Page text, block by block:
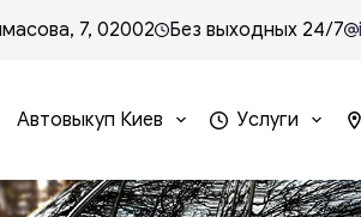
7, 02002 Без выходных 24/7
Автовыкуп Киев Услуги